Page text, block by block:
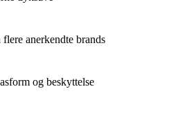
anerkendte brands
og beskyttelse